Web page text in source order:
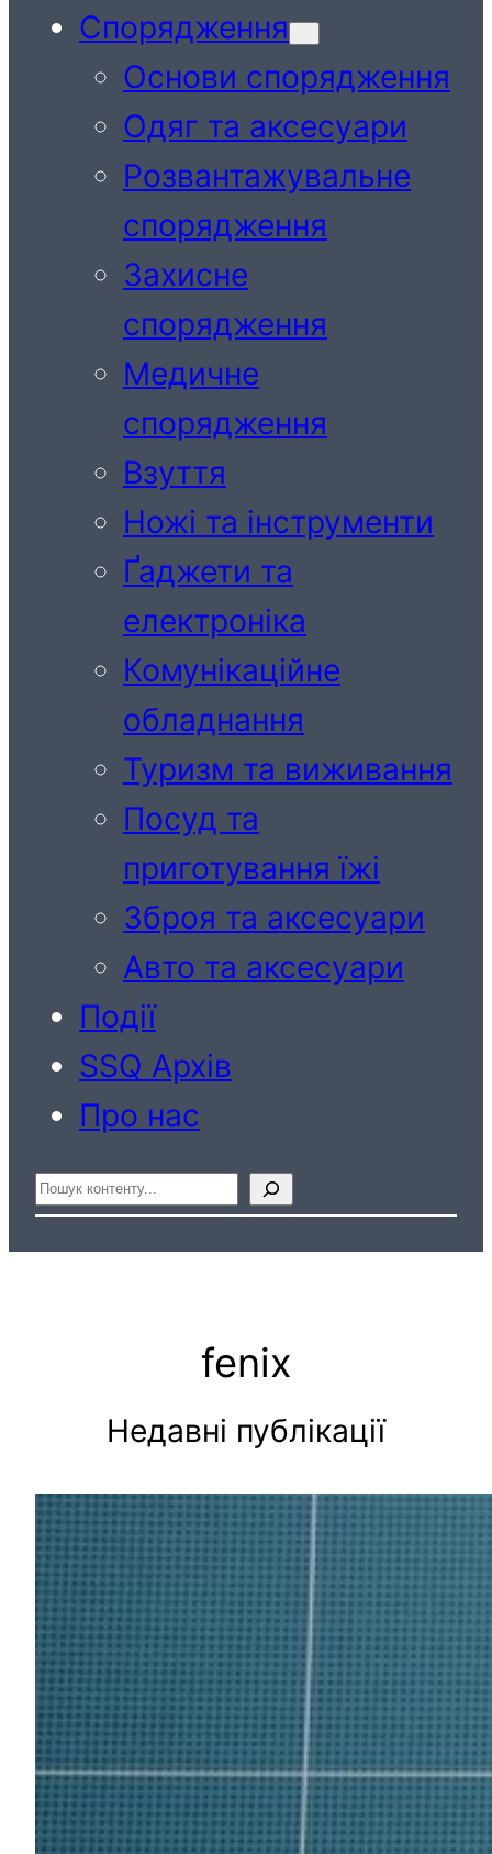
Спорядження
Основи спорядження
Одяг та аксесуари
Розвантажувальне
спорядження
Захисне
спорядження
Медичне
спорядження
Взуття
Ножі та інструменти
Ґаджети та
електроніка
Комунікаційне
обладнання
Туризм та виживання
Посуд та
приготування їжі
Зброя та аксесуари
Авто та аксесуари
Події
SSQ Архів
Про нас
Пошук
fenix
Недавні публікації